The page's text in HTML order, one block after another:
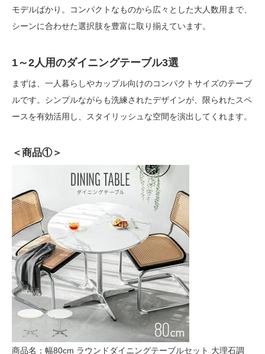
モデルばかり。コンパクトなものから広々とした大人数用まで、
シーンに合わせた選択肢を豊富に取り揃えています。
1～2人用のダイニングテーブル3選
まずは、一人暮らしやカップル向けのコンパクトサイズのテーブ
ルです。シンプルながらも洗練されたデザインが、限られたスペ
ースを有効活用し、スタイリッシュな空間を演出してくれます。
＜商品①＞
商品名：幅80cm ラウンドダイニングテーブルセット 大理石調